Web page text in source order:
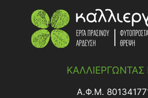
ΚΑΛΛΙΕΡΓΩΝΤΑΣ
Α.Φ.Μ.